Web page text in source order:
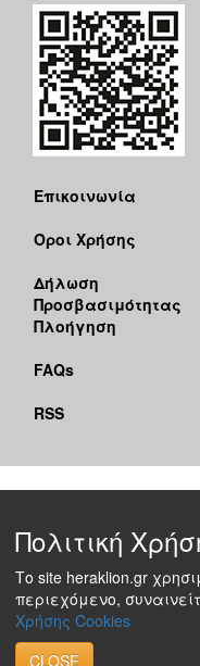
Επικοινωνία
Όροι Χρήσης
Δήλωση
Προσβασιμότητας
Πλοήγηση
FAQs
RSS
Πολιτική
Το site heraklion.gr
περιεχόμενο,
Χρήσης Cookies
CLOSE